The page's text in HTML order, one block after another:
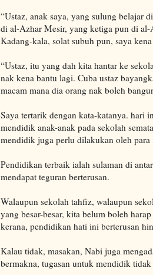
“Ustaz, anak saya, yang sulung belajar
di al-Azhar Mesir, yang ketiga pun di
Kadang-kala, solat subuh pun, saya
“Ustaz, itu yang dah kita hantar ke
nak kena bantu lagi. Cuba ustaz
macam mana dia orang nak boleh
Saya tertarik dengan kata-katanya. hari
mendidik anak-anak pada sekolah
mendidik juga perlu dilakukan oleh para
Pendidikan terbaik ialah sulaman di
mendapat teguran berterusan.
Walaupun sekolah tahfiz, walaupun
yang besar-besar, kita belum boleh
kerana, pendidikan hati ini berterusan
Kalau tidak, masakan, Nabi juga
bermakna, tugasan untuk mendidik